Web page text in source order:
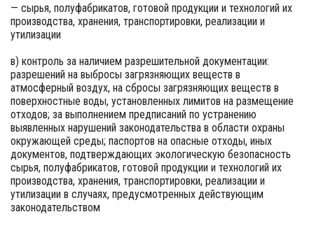
— сырья, полуфабрикатов, готовой продукции и технологий их
производства, хранения, транспортировки, реализации и
утилизации
в) контроль за наличием разрешительной документации:
разрешений на выбросы загрязняющих веществ в
атмосферный воздух, на сбросы загрязняющих веществ в
поверхностные воды, установленных лимитов на размещение
отходов; за выполнением предписаний по устранению
выявленных нарушений законодательства в области охраны
окружающей среды; паспортов на опасные отходы, иных
документов, подтверждающих экологическую безопасность
сырья, полуфабрикатов, готовой продукции и технологий их
производства, хранения, транспортировки, реализации и
утилизации в случаях, предусмотренных действующим
законодательством